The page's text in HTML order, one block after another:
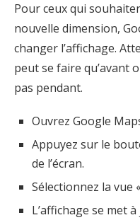
Pour ceux qui
nouvelle dimension,
changer l’affichage.
peut se faire qu’avant
pas pendant.
Ouvrez Google
Appuyez sur le
de l’écran.
Sélectionnez la vue
L’affichage se met